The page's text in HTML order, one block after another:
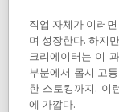
직업 자체가 이러
며 성장한다. 하지
크리에이터는 이
부분에서 몹시 고
한 스토킹까지. 이
에 가깝다.